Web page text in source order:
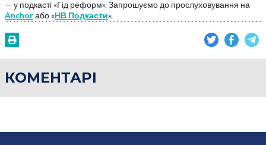
— у подкасті «Гід реформ». Запрошуємо до прослуховування на
Anchorабо «НВ Подкасти».
КОМЕНТАРІ